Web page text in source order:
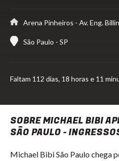
Arena Pinheiros - Av. Eng.
São Paulo - SP
Faltam 112 dias, 18 horas e 11
SOBRE MICHAEL BIBI
SÃO PAULO -
Michael Bibi São Paulo chega